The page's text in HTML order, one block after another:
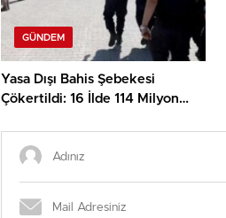
GÜNDEM
Yasa Dışı Bahis Şebekesi
Çökertildi: 16 İlde 114 Milyon